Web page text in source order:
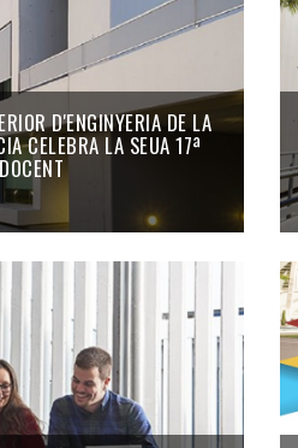
D'ENGINYERIA DE LA
CELEBRA LA SEUA 17ª